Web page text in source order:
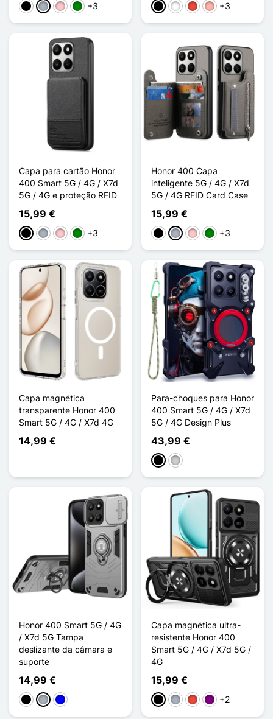
PretoCinzento
RosaVerde
+3 PretoBrancoVermelho
Ouro rosa
+3
Capa para cartão Honor
400 Smart 5G / 4G / X7d
5G / 4G e proteção RFID
15,99 €
PretoCinzento
RosaVerde
+3
Honor 400 Capa
inteligente 5G / 4G / X7d
5G / 4G RFID Card Case
15,99 €
PretoCinzento
RosaVerde
+3
Capa magnética
transparente Honor 400
Smart 5G / 4G / X7d 4G
14,99 €
Para-choques para Honor
400 Smart 5G / 4G / X7d
5G / 4G Design Plus
43,99 €
PretoPrata
Honor 400 Smart 5G / 4G
/ X7d 5G Tampa
deslizante da câmara e
suporte
14,99 €
PretoCinzento
Azul
Capa magnética ultra-
resistente Honor 400
Smart 5G / 4G / X7d 5G /
4G
15,99 €
PretoCinzentoVermelho
Púrpura
+2